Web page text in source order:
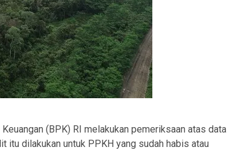
(BPK) RI melakukan pemeriksaan atas data
itu dilakukan untuk PPKH yang sudah habis atau